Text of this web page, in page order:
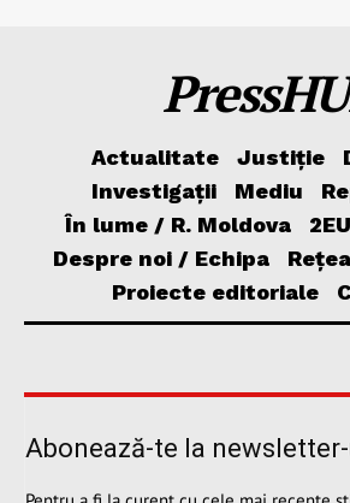
Actualitate Justiție
Investigații
Mediu
În lume / R. Moldova
Despre noi / Echipa
Proiecte editoriale
Abonează-te la